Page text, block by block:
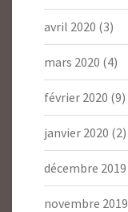
avril 2020 (3)
mars 2020 (4)
février 2020 (9)
janvier 2020 (2)
décembre 2019
novembre 2019